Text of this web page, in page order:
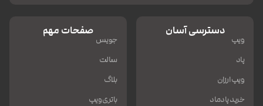
دسترسی آسان
ویپ
پاد
ویپ ارزان
خرید پادماد
صفحات مهم
جویس
سالت
بلاگ
باتری ویپ